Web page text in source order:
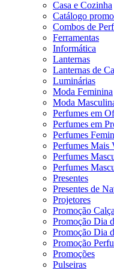
Casa e Cozinha
Catálogo
Combos de
Ferramentas
Informática
Lanternas
Lanternas de
Luminárias
Moda Feminina
Moda
Perfumes em
Perfumes em
Perfumes
Perfumes Mais
Perfumes
Perfumes
Presentes
Presentes de
Projetores
Promoção
Promoção Dia
Promoção Dia
Promoção
Promoções
Pulseiras